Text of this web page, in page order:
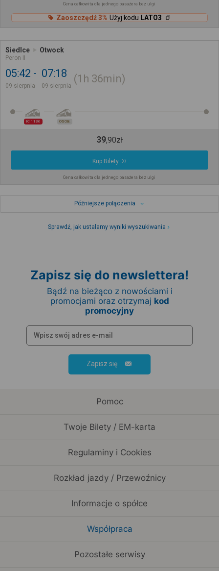
Cena całkowita dla jednego pasażera bez ulgi
Zaoszczędź 3% Użyj kodu LATO3
Siedlce
Peron II
Otwock
05:42
09 sierpnia
07:18
09 sierpnia
1h 36min
IC 1136 OSOB.
39,90zł
Kup Bilety
Cena całkowita dla jednego pasażera bez ulgi
Późniejsze połączenia
Sprawdź, jak ustalamy wyniki wyszukiwania
Zapisz się do newslettera!
Bądź na bieżąco z nowościami i
promocjami oraz otrzymaj kod
promocyjny
Zapisz się
Pomoc
Twoje Bilety / EM-karta
Regulaminy i Cookies
Rozkład jazdy / Przewoźnicy
Informacje o spółce
Współpraca
Pozostałe serwisy